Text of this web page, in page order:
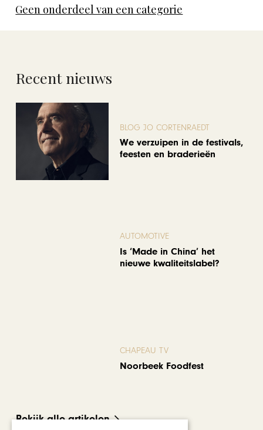
Geen onderdeel van een categorie
Recent nieuws
BLOG JO CORTENRAEDT
We verzuipen in de festivals,
feesten en braderieën
AUTOMOTIVE
Is ‘Made in China’ het
nieuwe kwaliteitslabel?
CHAPEAU TV
Noorbeek Foodfest
Bekijk alle artikelen